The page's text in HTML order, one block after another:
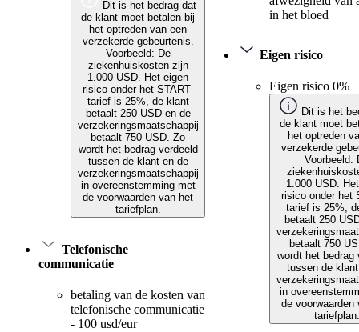
Dit is het bedrag dat
de klant moet betalen bij
het optreden van een
verzekerde gebeurtenis.
Voorbeeld: De
ziekenhuiskosten zijn
1.000 USD. Het eigen
risico onder het START-
tarief is 25%, de klant
betaalt 250 USD en de
verzekeringsmaatschappij
betaalt 750 USD. Zo
wordt het bedrag verdeeld
tussen de klant en de
verzekeringsmaatschappij
in overeenstemming met
de voorwaarden van het
tariefplan.
Telefonische
communicatie
betaling van de kosten van
telefonische communicatie
- 100 usd/eur
in het bloed
Eigen risico
Eigen risico 0%
Dit is het
de klant moet
het optreden
verzekerde
Voorbeeld:
1.000 USD.
risico onder het
tarief is 25%,
betaalt 250
betaalt 750
wordt het bedrag
tussen de
in
de voorwaarden
tariefplan.